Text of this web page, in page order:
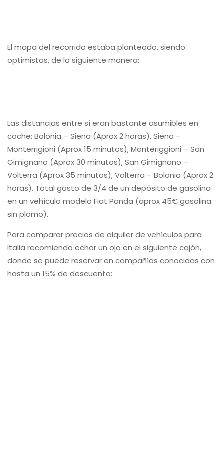
El mapa del recorrido estaba planteado, siendo
optimistas, de la siguiente manera:
Las distancias entre sí eran bastante asumibles en
coche: Bolonia – Siena (Aprox 2 horas), Siena –
Monterrigioni (Aprox 15 minutos), Monteriggioni – San
Gimignano (Aprox 30 minutos), San Gimignano –
Volterra (Aprox 35 minutos), Volterra – Bolonia (Aprox 2
horas). Total gasto de 3/4 de un depósito de gasolina
en un vehículo modelo Fiat Panda (aprox 45€ gasolina
sin plomo).
Para comparar precios de alquiler de vehículos para
Italia recomiendo echar un ojo en el siguiente cajón,
donde se puede reservar en compañías conocidas con
hasta un 15% de descuento: